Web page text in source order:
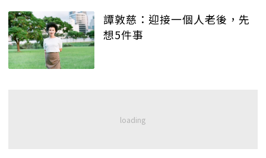
譚敦慈：迎接一個人老後，先
想5件事